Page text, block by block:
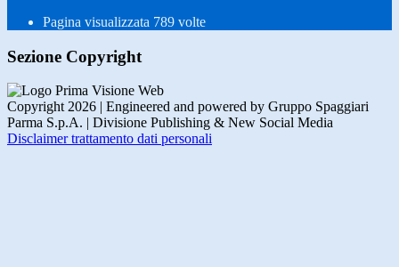
Pagina visualizzata 789 volte
Sezione Copyright
Copyright 2026 | Engineered and powered by Gruppo Spaggiari
Parma S.p.A. | Divisione Publishing & New Social Media
Disclaimer trattamento dati personali